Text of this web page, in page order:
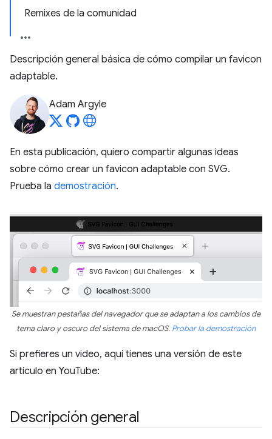
Remixes de la comunidad
Descripción general básica de cómo compilar un favicon
adaptable.
Adam Argyle
En esta publicación, quiero compartir algunas ideas
sobre cómo crear un favicon adaptable con SVG.
Prueba la demostración.
Se muestran pestañas del navegador que se adaptan a los cambios de
tema claro y oscuro del sistema de macOS. Probar la demostración
Si prefieres un video, aquí tienes una versión de este
artículo en YouTube:
Descripción general